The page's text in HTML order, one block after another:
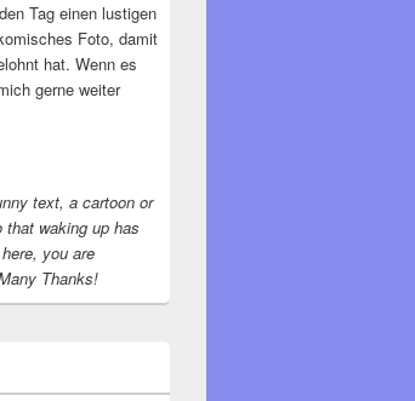
Tag einen lustigen
Foto, damit
hat. Wenn es
gerne weiter
text, a cartoon or
waking up has
you are
Thanks!